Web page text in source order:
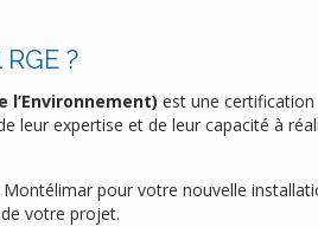
?
l’Environnement) est une certification
leur expertise et de leur capacité à
pour votre nouvelle
votre projet.